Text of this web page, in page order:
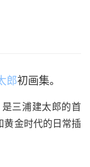
郎初画集。
三浦建太郎的首
黄金时代的日常插